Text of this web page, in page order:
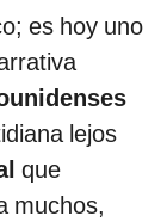
es hoy uno
lejos
que
muchos,